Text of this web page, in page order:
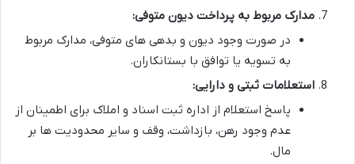
مدارک مربوط به پرداخت دیون متوفی:
در صورت وجود دیون و بدهی های متوفی، مدارک مربوط
به تسویه یا توافق با بستانکاران.
استعلامات ثبتی و دارایی:
پاسخ استعلام از اداره ثبت اسناد و املاک برای اطمینان از
عدم وجود رهن، بازداشت، وقف و سایر محدودیت ها بر
مال.